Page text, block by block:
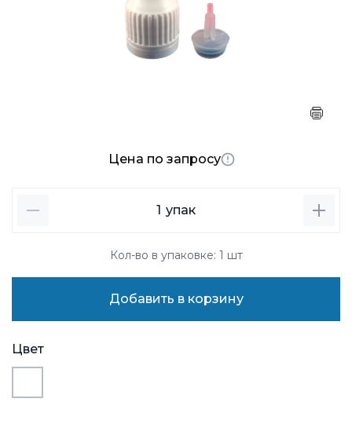
Цвет
Цена по запросу
1 упак
Кол-во в упаковке: 1 шт
Добавить в корзину